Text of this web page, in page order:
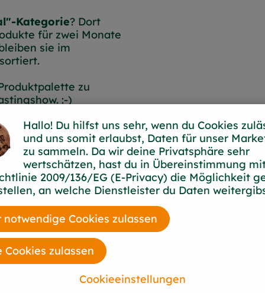
Kategorie? Dort
für zwei Monate
sie im
zu
:-)
von Bio-
etwas Interessantes
Shampoo von
sind Balou, Buddy,
die Dusche nötig.
Produkt.
dann sicher auch mal
Hallo! Du hilfst uns sehr, wenn du Cookies
und uns somit erlaubst, Daten für unser
zu sammeln. Da wir deine Privatsphäre sehr
wertschätzen, hast du in Übereinstimmung
2009/136/EG (E-Privacy) die Möglichkeit
an welche Dienstleister du Daten
Cookieeinstellungen
notwendige Cookies zulassen
Cookies zulassen